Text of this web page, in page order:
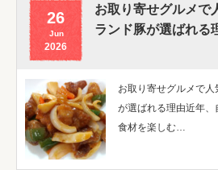
26
Jun
2026
お取り寄せグルメで
ランド豚が選ばれる
お取り寄せグルメで
が選ばれる理由近年
食材を楽しむ…